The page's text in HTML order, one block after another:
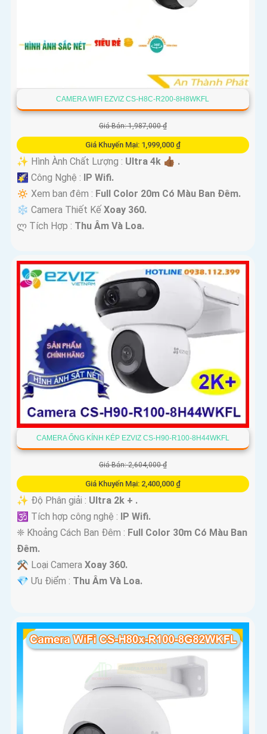
CAMERA WIFI EZVIZ CS-H8C-R200-8H8WKFL
Giá Bán: 1,987,000 ₫
Giá Khuyến Mại: 1,999,000 ₫
✨ Hình Ành Chất Lượng : Ultra 4k 👍🏾 .
🌠 Công Nghệ :
IP Wifi.
🔅 Xem ban đêm : Full Color 20m Có Màu Ban Ðêm.
❄ Camera Thiết Kế Xoay 360.
️ლ Tích Hợp : Thu Âm Và Loa.
CAMERA ỐNG KÍNH KÉP EZVIZ CS-H90-R100-8H44WKFL
Giá Bán: 2,604,000 ₫
Giá Khuyến Mại: 2,400,000 ₫
✨ Độ Phân giải : Ultra 2k + .
🕉️ Tích hợp công nghệ :
IP Wifi.
❈ Khoảng Cách Ban Đêm : Full Color 30m Có Màu Ban
Ðêm.
⚒ Loại Camera Xoay 360.
️💎 Ưu Điểm : Thu Âm Và Loa.